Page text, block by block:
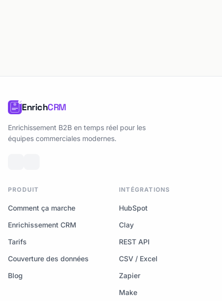
EnrichCRM
Enrichissement B2B en temps réel pour les
équipes commerciales modernes.
PRODUIT
Comment ça marche
Enrichissement CRM
Tarifs
Couverture des données
Blog
INTÉGRATIONS
HubSpot
Clay
REST API
CSV / Excel
Zapier
Make